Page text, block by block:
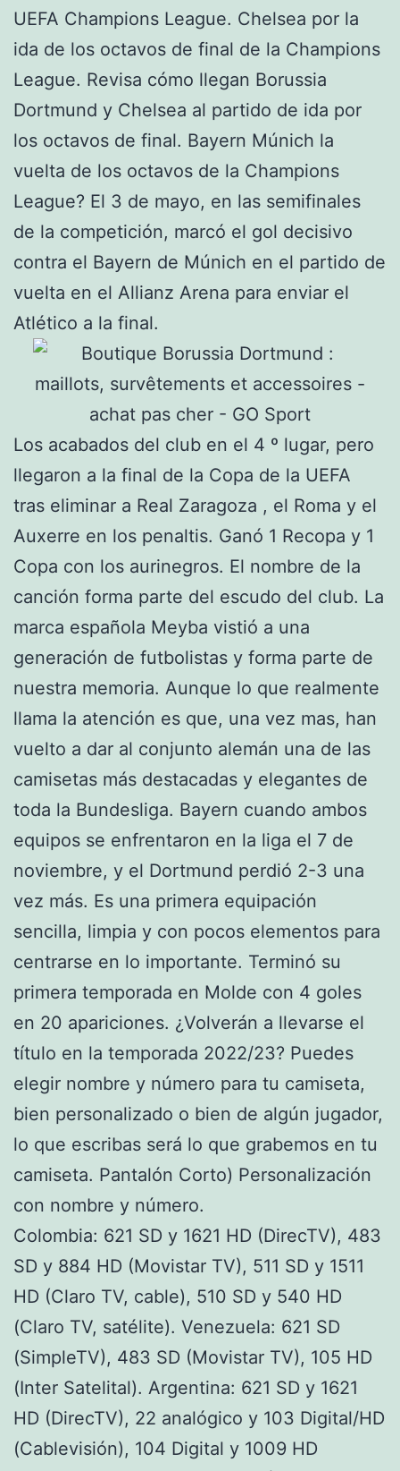
UEFA Champions League. Chelsea por la
ida de los octavos de final de la Champions
League. Revisa cómo llegan Borussia
Dortmund y Chelsea al partido de ida por
los octavos de final. Bayern Múnich la
vuelta de los octavos de la Champions
League? El 3 de mayo, en las semifinales
de la competición, marcó el gol decisivo
contra el Bayern de Múnich en el partido de
vuelta en el Allianz Arena para enviar el
Atlético a la final.
Los acabados del club en el 4 º lugar, pero
llegaron a la final de la Copa de la UEFA
tras eliminar a Real Zaragoza , el Roma y el
Auxerre en los penaltis. Ganó 1 Recopa y 1
Copa con los aurinegros. El nombre de la
canción forma parte del escudo del club. La
marca española Meyba vistió a una
generación de futbolistas y forma parte de
nuestra memoria. Aunque lo que realmente
llama la atención es que, una vez mas, han
vuelto a dar al conjunto alemán una de las
camisetas más destacadas y elegantes de
toda la Bundesliga. Bayern cuando ambos
equipos se enfrentaron en la liga el 7 de
noviembre, y el Dortmund perdió 2-3 una
vez más. Es una primera equipación
sencilla, limpia y con pocos elementos para
centrarse en lo importante. Terminó su
primera temporada en Molde con 4 goles
en 20 apariciones. ¿Volverán a llevarse el
título en la temporada 2022/23? Puedes
elegir nombre y número para tu camiseta,
bien personalizado o bien de algún jugador,
lo que escribas será lo que grabemos en tu
camiseta. Pantalón Corto) Personalización
con nombre y número.
Colombia: 621 SD y 1621 HD (DirecTV), 483
SD y 884 HD (Movistar TV), 511 SD y 1511
HD (Claro TV, cable), 510 SD y 540 HD
(Claro TV, satélite). Venezuela: 621 SD
(SimpleTV), 483 SD (Movistar TV), 105 HD
(Inter Satelital). Argentina: 621 SD y 1621
HD (DirecTV), 22 analógico y 103 Digital/HD
(Cablevisión), 104 Digital y 1009 HD